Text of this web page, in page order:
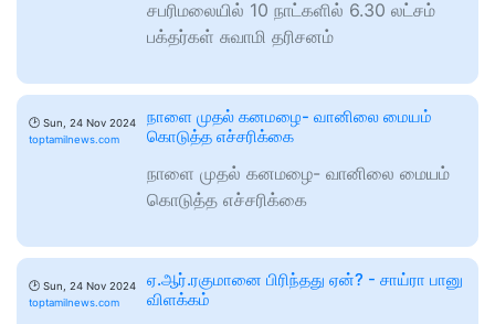
சபரிமலையில் 10 நாட்களில் 6.30 லட்சம்
பக்தர்கள் சுவாமி தரிசனம்
🕑 Sun, 24 Nov 2024
toptamilnews.com
நாளை முதல் கனமழை- வானிலை மையம்
கொடுத்த எச்சரிக்கை
நாளை முதல் கனமழை- வானிலை மையம்
கொடுத்த எச்சரிக்கை
🕑 Sun, 24 Nov 2024
toptamilnews.com
ஏ.ஆர்.ரகுமானை பிரிந்தது ஏன்? - சாய்ரா பானு
விளக்கம்